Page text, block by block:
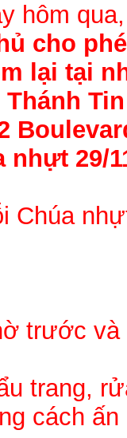
hôm
cho
lại tại
29/
Chúa
trước và
trang,
cách ấn